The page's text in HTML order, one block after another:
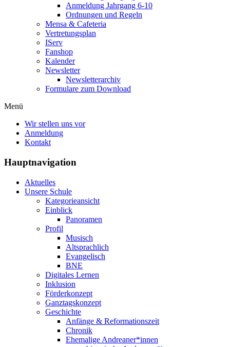
Anmeldung Jahrgang 6-10
Ordnungen und Regeln
Mensa & Cafeteria
Vertretungsplan
IServ
Fanshop
Kalender
Newsletter
Newsletterarchiv
Formulare zum Download
Menü
Wir stellen uns vor
Anmeldung
Kontakt
Hauptnavigation
Aktuelles
Unsere Schule
Kategorieansicht
Einblick
Panoramen
Profil
Musisch
Altsprachlich
Evangelisch
BNE
Digitales Lernen
Inklusion
Förderkonzept
Ganztagskonzept
Geschichte
Anfänge & Reformationszeit
Chronik
Ehemalige Andreaner*innen